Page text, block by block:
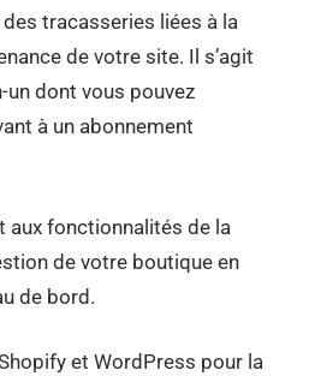
tracasseries liées à la
de votre site. Il s’agit
un dont vous pouvez
à un abonnement
aux fonctionnalités de la
de votre boutique en
de bord.
et WordPress pour la